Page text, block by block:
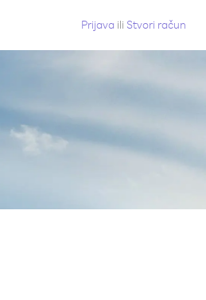
Prijava ili Stvori račun